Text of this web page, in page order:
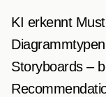
KI erkennt
Storyboards –